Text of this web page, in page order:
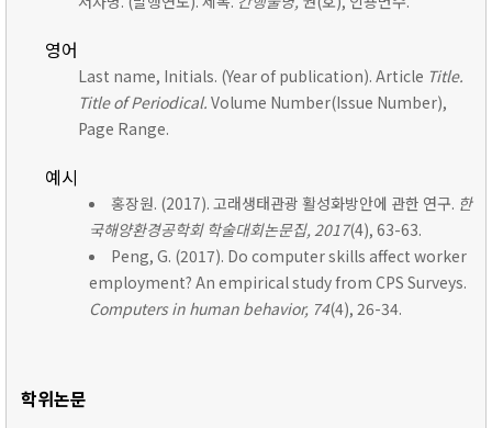
영어
Last name, Initials. (Year of publication). Article Title.
Title of Periodical. Volume Number(Issue Number),
Page Range.
예시
홍장원. (2017). 고래생태관광 활성화방안에 관한 연구. 한
국해양환경공학회 학술대회논문집, 2017(4), 63-63.
Peng, G. (2017). Do computer skills affect worker
employment? An empirical study from CPS Surveys.
Computers in human behavior, 74(4), 26-34.
학위논문